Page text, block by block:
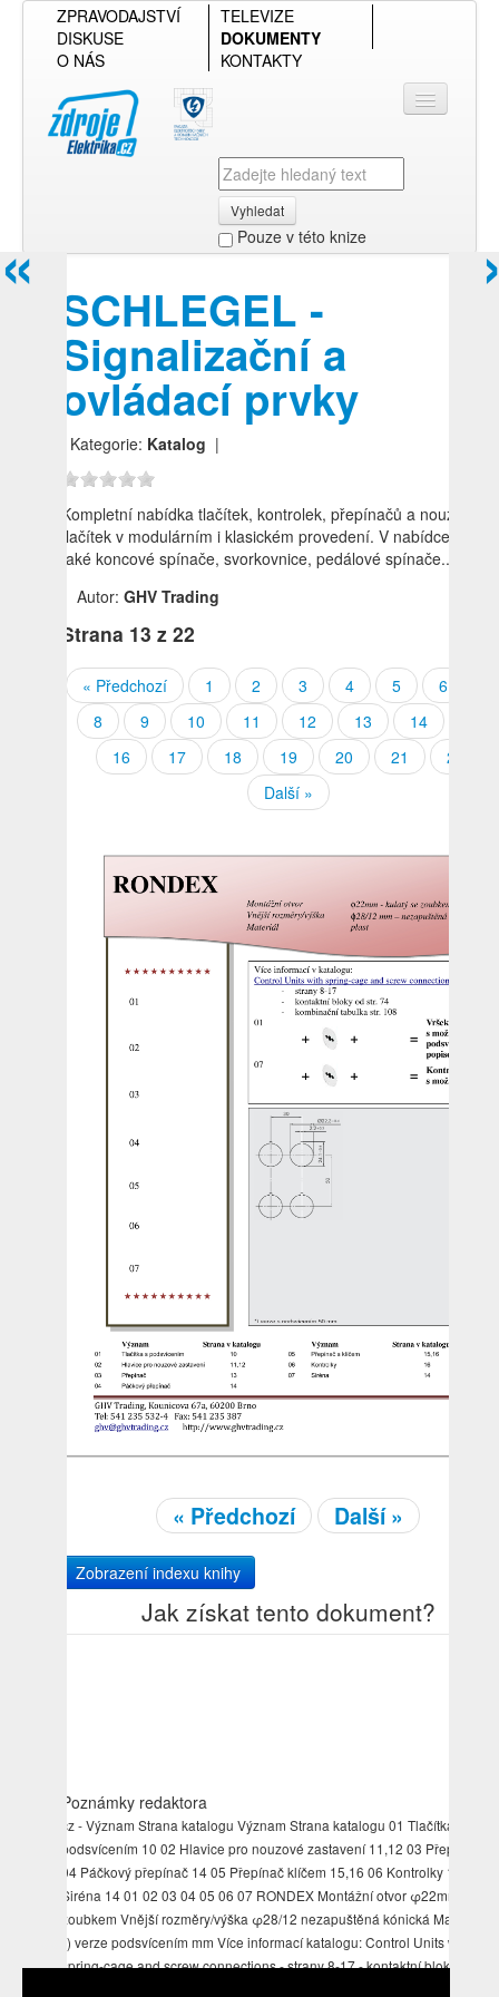
ZPRAVODAJSTVÍ
TELEVIZE
DISKUSE
DOKUMENTY
O NÁS
KONTAKTY
Vyhledat
Pouze v této knize
Přehled podle firmy
Přehled podle obsahu
SCHLEGEL -
Signalizační a
ovládací prvky
| Kategorie: Katalog |
Kompletní nabídka tlačítek, kontrolek, přepínačů a nouzových
tlačítek v modulárním i klasickém provedení. V nabídce jsou
také koncové spínače, svorkovnice, pedálové spínače...
Autor: GHV Trading
Strana 13 z 22
« Předchozí 1 2 3 4 5 6
8
9 10 11 12 13 14
16
17 18 19 20 21
22
Další »
«
« Předchozí Další »
Zobrazení indexu knihy
Jak získat tento dokument?
Poznámky redaktora
cz - Význam Strana katalogu Význam Strana katalogu 01 Tlačítka
podsvícením 10 02 Hlavice pro nouzové zastavení 11,12 03 Přepínač 13
04 Páčkový přepínač 14 05 Přepínač klíčem 15,16 06 Kontrolky 16 07
Siréna 14 01 02 03 04 05 06 07 RONDEX Montážní otvor φ22mm kulatý
zoubkem Vnější rozměry/výška φ28/12 nezapuštěná kónická Materiál
*) verze podsvícením mm Více informací katalogu: Control Units with
spring-cage and screw connections - strany 8-17 - kontaktní bloky str.